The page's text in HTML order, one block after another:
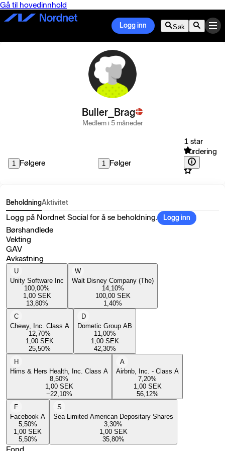
Gå til hovedinnhold
Logg inn Søk
Buller_Brag
Medlem i 5 måneder
1 Følgere 1 Følger
1 star
Vurdering
BeholdningAktivitet
Logg på Nordnet Social for å se beholdning. Logg inn
Børshandlede
Vekting
GAV
Avkastning
U
Unity Software Inc
100,00%
1,00 SEK
13,80%
W
Walt Disney Company (The)
14,10%
100,00 SEK
1,40%
C
Chewy, Inc. Class A
12,70%
1,00 SEK
25,50%
D
Dometic Group AB
11,00%
1,00 SEK
42,30%
H
Hims & Hers Health, Inc. Class A
8,50%
1,00 SEK
−22,10%
A
Airbnb, Inc. - Class A
7,20%
1,00 SEK
56,12%
F
Facebook A
5,50%
1,00 SEK
5,50%
S
Sea Limited American Depositary Shares
3,30%
1,00 SEK
35,80%